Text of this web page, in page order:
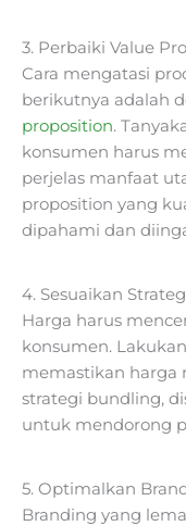
3. Perbaiki Value
Cara mengatasi
berikutnya adalah
proposition.
konsumen harus
perjelas manfaat
proposition yang
dipahami dan
4. Sesuaikan
Harga harus
konsumen. Lakukan
memastikan harga
strategi bundling,
untuk mendorong
5. Optimalkan
Branding yang